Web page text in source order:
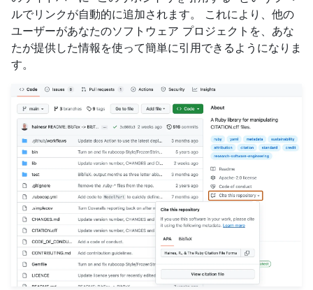
ルでリンクが自動的に追加されます。 これにより、他の
ユーザーがあなたのソフトウェア プロジェクトを、あな
たが提供した情報を使って簡単に引用できるようになりま
す。